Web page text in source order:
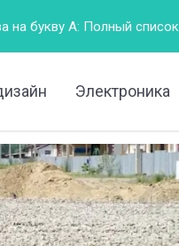
для детей и взрослых
Электроника